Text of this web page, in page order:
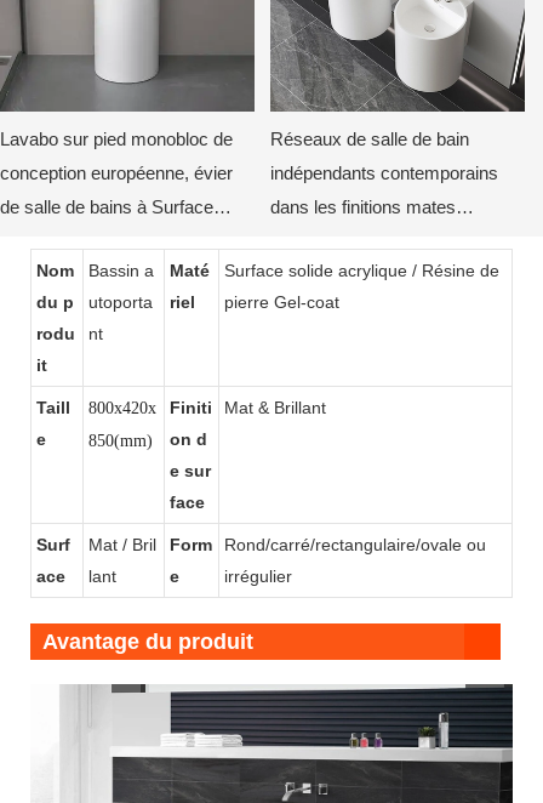
Lavabo sur pied monobloc de
conception européenne, évier
de salle de bains à Surface
Réseaux de salle de bain
indépendants contemporains
dans les finitions mates
Nom
du p
rodu
it
Bassin a
utoporta
nt
Maté
riel
Surface solide acrylique / Résine de
pierre Gel-coat
Taill
e
800x420x
850(mm)
Finiti
on d
e sur
face
Mat & Brillant
Surf
ace
Mat / Bril
lant
Form
e
Rond/carré/rectangulaire/ovale ou
irrégulier
Avantage du produit